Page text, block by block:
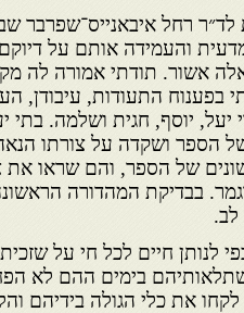
לד״ר רחל
והעמידה אותם על
אשור. תודתי אמורה לה
בפענוח התעודות, עיבודן,
יעל, יוסף, חגית ושלמה.
של הספר ושקדה על צורתו
של הספר, והם שראו את
בבדיקת המהדורה
לב.
לנותן חיים לכל חי על
שתלאותיהם בימים ההם לא
את כלי הגולה בידיהם